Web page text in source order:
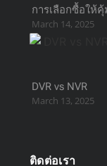
การเลือกซื้อให้
March 14, 2025
DVR vs NVR
March 13, 2025
ติดต่อเรา